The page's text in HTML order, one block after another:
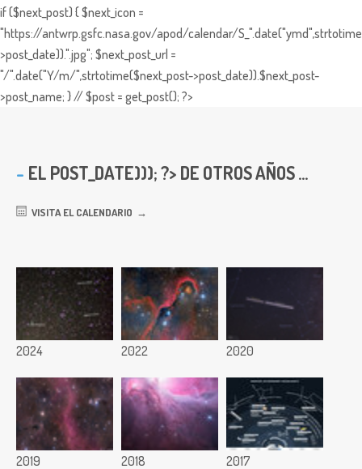
if ($next_post) { $next_icon =
"https://antwrp.gsfc.nasa.gov/apod/calendar/
>post_date)).".jpg"; $next_post_url =
"/".date("Y/m/",strtotime($next_post->post_date)).$next_post-
>post_name; } // $post = get_post(); ?>
EL POST_DATE))); ?> DE OTROS AÑOS ...
VISITA EL CALENDARIO
2024 2022 2020
2019 2018 2017